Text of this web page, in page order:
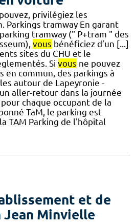
privilégiez les
Parkings tramway En garant
tramway (" P+tram " des
vous bénéficiez d’un [...]
sites du CHU et le
Si vous ne pouvez
en commun, des parkings à
autour de Lapeyronie -
aller-retour dans la journée
chaque occupant de la
TaM, le parking est
TAM Parking de l'hôpital
et de
Minvielle